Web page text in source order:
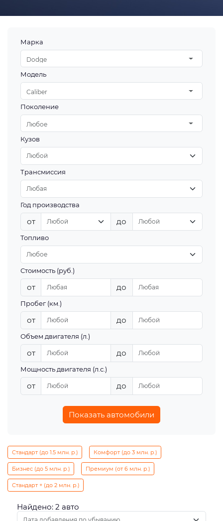
Марка
Dodge
Модель
Caliber
Поколение
Любое
Кузов
Трансмиссия
Год производства
от до
Топливо
Стоимость (руб.)
от до
Пробег (км.)
от до
Объем двигателя (л.)
от до
Мощность двигателя (л.с.)
от до
Показать автомобили
Стандарт (до 1.5 млн. р.) Комфорт (до 3 млн. р.)
Бизнес (до 5 млн. р.) Премиум (от 6 млн. р.)
Стандарт + (до 2 млн. р.)
Найдено: 2 авто